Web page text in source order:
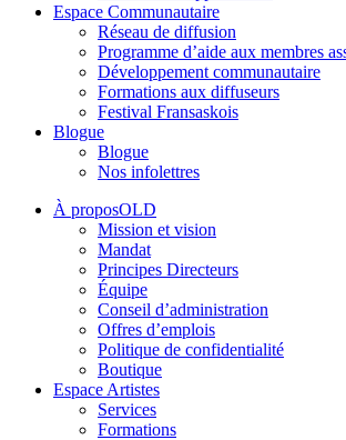
Espace Communautaire
Réseau de diffusion
Programme d’aide aux membres
Développement communautaire
Formations aux diffuseurs
Festival Fransaskois
Blogue
Blogue
Nos infolettres
À proposOLD
Mission et vision
Mandat
Principes Directeurs
Équipe
Conseil d’administration
Offres d’emplois
Politique de confidentialité
Boutique
Espace Artistes
Services
Formations